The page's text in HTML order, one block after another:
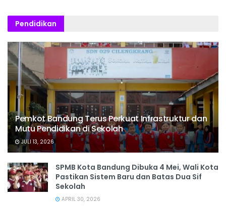
Pendidikan
Pemkot Bandung Terus Perkuat Infrastruktur dan
Mutu Pendidikan di Sekolah
JULI 13, 2026
SPMB Kota Bandung Dibuka 4 Mei, Wali Kota
Pastikan Sistem Baru dan Batas Dua Sif
Sekolah
APRIL 30, 2026